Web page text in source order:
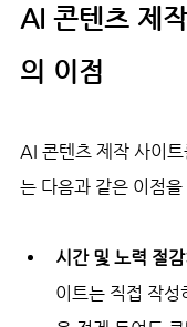
AI 콘텐츠 제
의 이점
AI 콘텐츠 제작 사이트
는 다음과 같은 이점
시간 및 노력 절
이트는 직접 작